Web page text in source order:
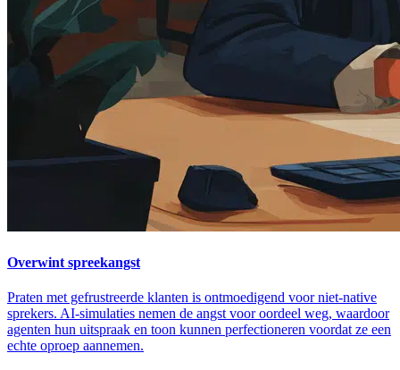
Overwint spreekangst
Praten met gefrustreerde klanten is ontmoedigend voor niet-native
sprekers. AI-simulaties nemen de angst voor oordeel weg, waardoor
agenten hun uitspraak en toon kunnen perfectioneren voordat ze een
echte oproep aannemen.